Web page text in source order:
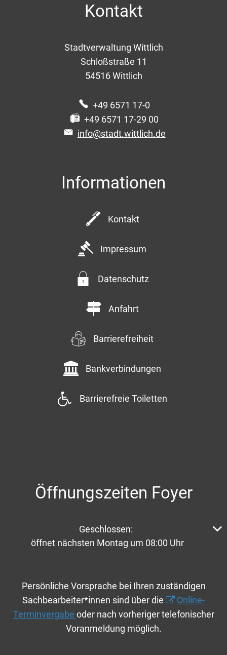
Kontakt
Stadtverwaltung Wittlich
Schloßstraße 11
54516 Wittlich
+49 6571 17-0
+49 6571 17-29 00
info@stadt.wittlich.de
Informationen
Kontakt
Impressum
Datenschutz
Anfahrt
Barrierefreiheit
Bankverbindungen
Barrierefreie Toiletten
Öffnungszeiten Foyer
Klicken, um weitere Öffnungs- oder Schließzeiten
Geschlossen:
öffnet nächsten Montag um 08:00 Uhr
Persönliche Vorsprache bei Ihren zuständigen
Sachbearbeiter*innen sind über die
Online-
Terminvergabe oder nach vorheriger telefonischer
Voranmeldung möglich.